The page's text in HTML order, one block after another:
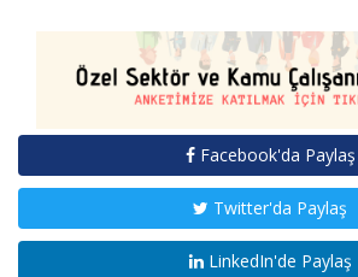
Facebook'da Paylaş
Twitter'da Paylaş
LinkedIn'de Paylaş